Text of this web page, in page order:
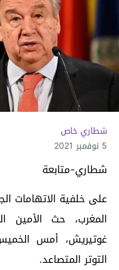
شطاري خاص
5 نوفمبر 2021
شطاري-متابعة
على خلفية الاتهامات
المغرب، حث الأمين
غوتيريش، أمس
التوتر المتصاعد.